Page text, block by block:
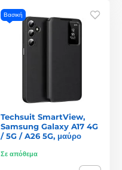
Βασική
Techsuit SmartView,
Samsung Galaxy A17 4G
/ 5G / A26 5G, μαύρο
Σε απόθεμα